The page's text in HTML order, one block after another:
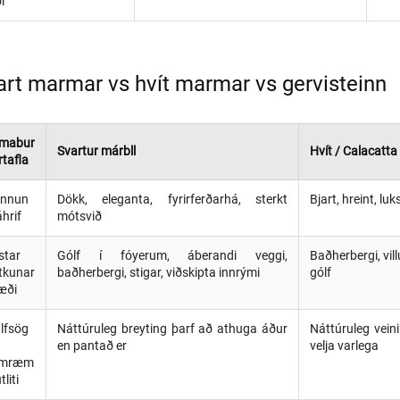
marmar vs hvít marmar vs gervisteinn
Svartur márbll Hvít /
Dökk, eleganta, fyrirferðarhá, sterkt
mótsvið
Bjart, hreint,
Gólf í fóyerum, áberandi veggi,
baðherbergi, stigar, viðskipta innrými
Baðherbergi,
gólf
Náttúruleg breyting þarf að athuga áður
en pantað er
Náttúruleg
velja varlega